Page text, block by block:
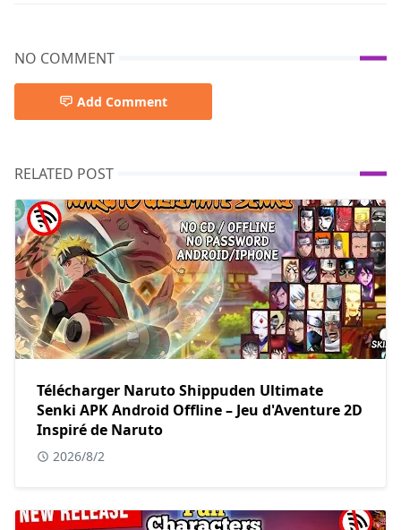
NO COMMENT
Add Comment
RELATED POST
Télécharger Naruto Shippuden Ultimate
Senki APK Android Offline – Jeu d'Aventure 2D
Inspiré de Naruto
2026/8/2